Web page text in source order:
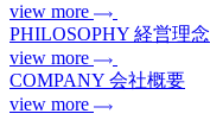
view more
PHILOSOPHY 経営理念
view more
COMPANY 会社概要
view more